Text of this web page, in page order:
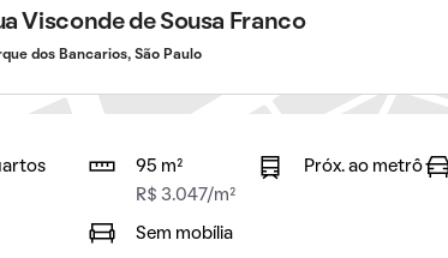
Visconde de Sousa Franco
dos Bancarios, São Paulo
95 m²
R$ 3.047/m²
Próx. ao metrô
Sem mobília